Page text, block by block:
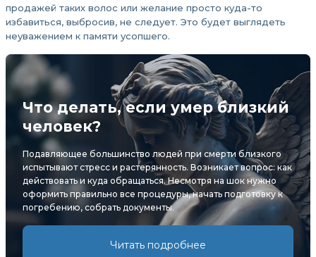
продажей таких волос или желание просто куда-то
избавиться, выбросив, не следует. Это будет выглядеть
неуважением к памяти усопшего.
Что делать, если умер близкий
человек?
Подавляющее большинство людей при смерти близкого
испытывают стресс и растерянность. Возникает вопрос: как
действовать и куда обращаться. Несмотря на шок нужно
оформить правильно все процедуры, начать подготовку к
погребению, собрать документы.
Читать подробнее